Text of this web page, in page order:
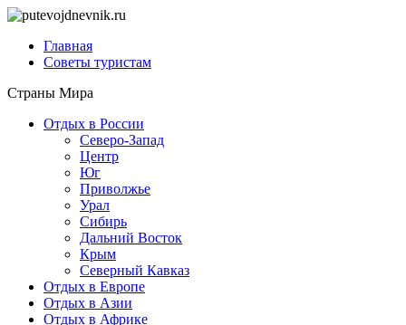
Главная
Советы туристам
Страны Мира
Отдых в России
Северо-Запад
Центр
Юг
Приволжье
Урал
Сибирь
Дальний Восток
Крым
Северный Кавказ
Отдых в Европе
Отдых в Азии
Отдых в Африке